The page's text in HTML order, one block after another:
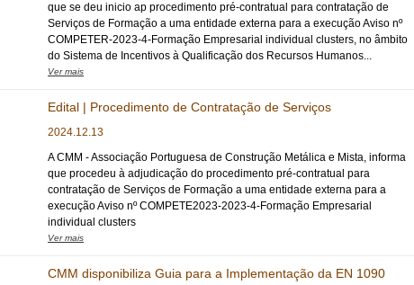
que se deu inicio ap procedimento pré-contratual para contratação de
Serviços de Formação a uma entidade externa para a execução Aviso nº
COMPETER-2023-4-Formação Empresarial individual clusters, no âmbito
do Sistema de Incentivos à Qualificação dos Recursos Humanos...
Ver mais
Edital | Procedimento de Contratação de Serviços
2024.12.13
A CMM - Associação Portuguesa de Construção Metálica e Mista, informa
que procedeu à adjudicação do procedimento pré-contratual para
contratação de Serviços de Formação a uma entidade externa para a
execução Aviso nº COMPETE2023-2023-4-Formação Empresarial
individual clusters
Ver mais
CMM disponibiliza Guia para a Implementação da EN 1090